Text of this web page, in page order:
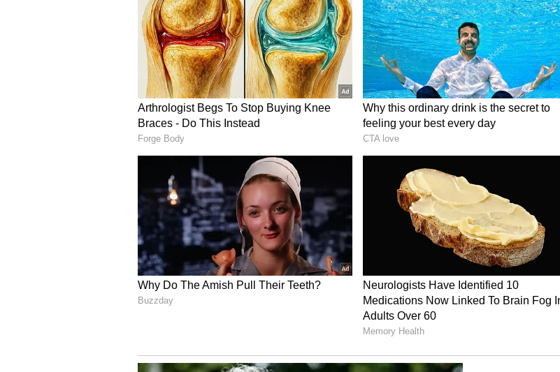
ಬೀದರ್ - ರೂ . 102.52
ವಿಜಯಪುರ - ರೂ. 102.12
ಚಾಮರಾಜನಗರ - ರೂ. 102.07
ಚಿಕ್ಕಬಳ್ಳಾಪುರ - ರೂ. 102.39
ಚಿಕ್ಕಮಗಳೂರು - 103.36
ಚಿತ್ರದುರ್ಗ - ರೂ. 103.52
ದಕ್ಷಿಣ ಕನ್ನಡ - ರೂ. 101.13
ದಾವಣಗೆರೆ - ರೂ. 104.10
ಧಾರವಾಡ - ರೂ. 101.71
ಗದಗ - ರೂ. 102.25
ಕಲಬುರಗಿ - ರೂ. 102.00
ಹಾವೇರಿ - ರೂ. 102.41